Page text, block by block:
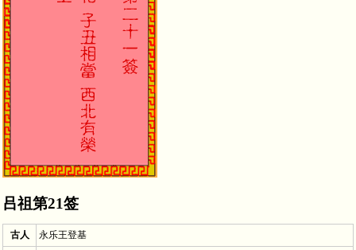
吕祖第21签
古人
永乐王登基